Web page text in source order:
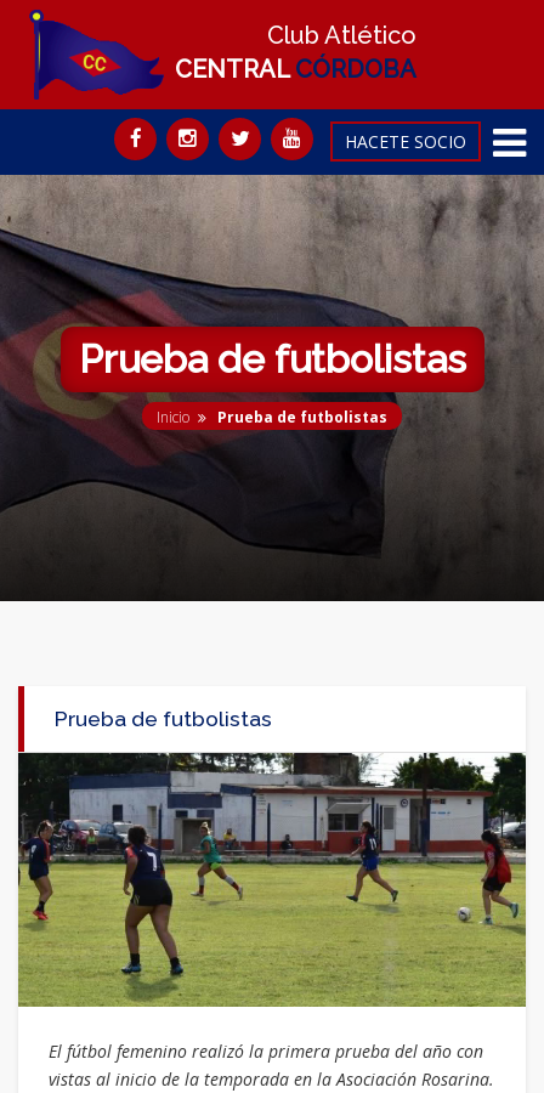
Club Atlético
CENTRALCÓRDOBA
HACETE SOCIO
Prueba de futbolistas
Inicio Prueba de futbolistas
Prueba de futbolistas
El fútbol femenino realizó la primera prueba del año con
vistas al inicio de la temporada en la Asociación Rosarina.